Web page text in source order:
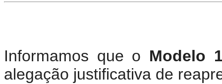
Informamos que o Modelo
alegação justificativa de